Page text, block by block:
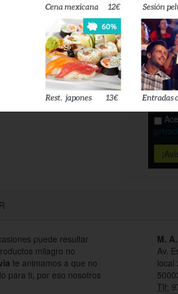
esté
puede resultar
milagro no
te animamos a que no
para ti, por eso nosotros
M.
Av.
local
Tlf: